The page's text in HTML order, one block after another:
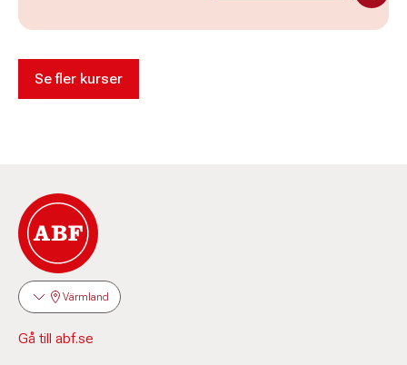
Se fler kurser
Värmland
Gå till abf.se